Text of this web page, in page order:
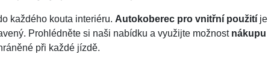
každého kouta interiéru. Autokoberec pro vnitřní použití je
Prohlédněte si naši nabídku a využijte možnost nákupu
při každé jízdě.